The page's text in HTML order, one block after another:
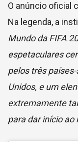
O anúncio oficial
Na legenda, a
Mundo da FIFA
espetaculares
pelos três
Unidos, e um
extremamente
para dar início ao